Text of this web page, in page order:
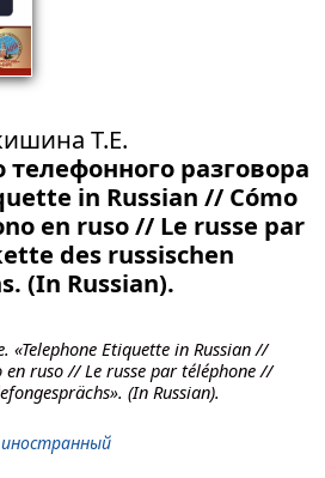
Т.Е.
телефонного разговора
in Russian // Cómo
en ruso // Le russe par
des russischen
(In Russian).
«Telephone Etiquette in Russian //
ruso // Le russe par téléphone //
(In Russian).
иностранный